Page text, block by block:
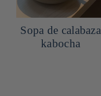
Sopa de calabaza
kabocha